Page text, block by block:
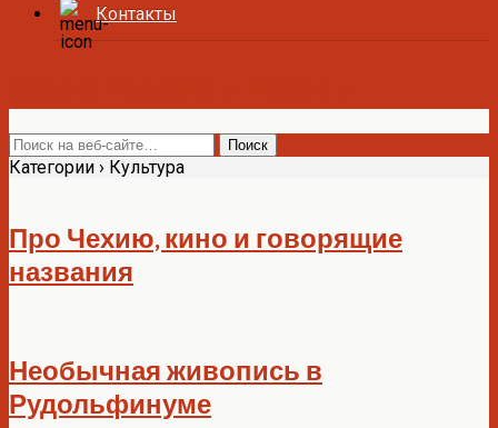
Контакты
Категории › Культура
Про Чехию, кино и говорящие
названия
Необычная живопись в
Рудольфинуме